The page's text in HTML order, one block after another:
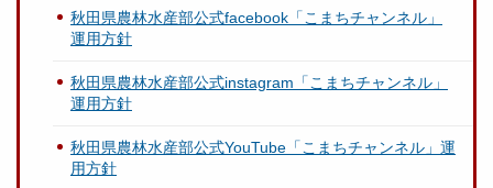
秋田県農林水産部公式facebook「こまちチャンネル」
運用方針
秋田県農林水産部公式instagram「こまちチャンネル」
運用方針
秋田県農林水産部公式YouTube「こまちチャンネル」運
用方針